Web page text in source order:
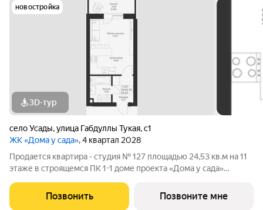
новостройка
3D-тур
село Усады,улица Габдуллы Тукая,с1
ЖК «Дома у сада», 4 квартал 2028
Продается квартира - студия № 127 площадью 24,53 кв.м на 11
этаже в строящемся ПК 1-1 доме проекта «Дома у сада»
жилой комплекс с развитой инфраструктурой, прекрасными
видами и удобным
Позвонить Позвоните мне